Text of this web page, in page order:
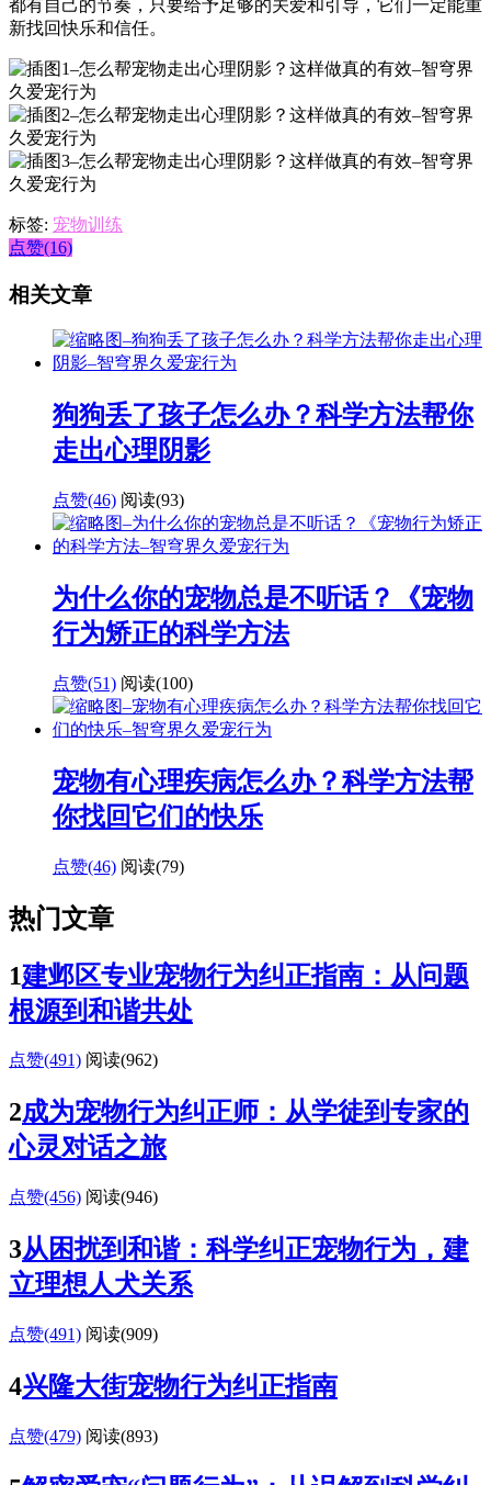
都有自己的节奏，只要给予足够的关爱和引导，它们一定能重
新找回快乐和信任。
标签: 宠物训练
点赞(16)
相关文章
狗狗丢了孩子怎么办？科学方法帮你
走出心理阴影
点赞(46) 阅读(93)
为什么你的宠物总是不听话？《宠物
行为矫正的科学方法
点赞(51) 阅读(100)
宠物有心理疾病怎么办？科学方法帮
你找回它们的快乐
点赞(46) 阅读(79)
热门文章
1建邺区专业宠物行为纠正指南：从问题
根源到和谐共处
点赞(491) 阅读(962)
2成为宠物行为纠正师：从学徒到专家的
心灵对话之旅
点赞(456) 阅读(946)
3从困扰到和谐：科学纠正宠物行为，建
立理想人犬关系
点赞(491) 阅读(909)
4兴隆大街宠物行为纠正指南
点赞(479) 阅读(893)